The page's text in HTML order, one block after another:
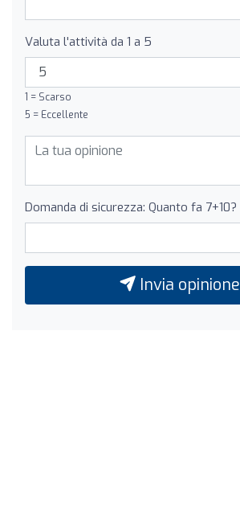
Valuta l'attività da 1 a 5
1 = Scarso
5 = Eccellente
Domanda di sicurezza: Quanto fa 7+10?
Invia opinione